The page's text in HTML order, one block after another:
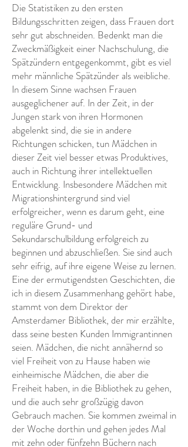
Die Statistiken zu den ersten
Bildungsschritten zeigen, dass Frauen dort
sehr gut abschneiden. Bedenkt man die
Zweckmäßigkeit einer Nachschulung, die
Spätzündern entgegenkommt, gibt es viel
mehr männliche Spätzünder als weibliche.
In diesem Sinne wachsen Frauen
ausgeglichener auf. In der Zeit, in der
Jungen stark von ihren Hormonen
abgelenkt sind, die sie in andere
Richtungen schicken, tun Mädchen in
dieser Zeit viel besser etwas Produktives,
auch in Richtung ihrer intellektuellen
Entwicklung. Insbesondere Mädchen mit
Migrationshintergrund sind viel
erfolgreicher, wenn es darum geht, eine
reguläre Grund- und
Sekundarschulbildung erfolgreich zu
beginnen und abzuschließen. Sie sind auch
sehr eifrig, auf ihre eigene Weise zu lernen.
Eine der ermutigendsten Geschichten, die
ich in diesem Zusammenhang gehört habe,
stammt von dem Direktor der
Amsterdamer Bibliothek, der mir erzählte,
dass seine besten Kunden Immigrantinnen
seien. Mädchen, die nicht annähernd so
viel Freiheit von zu Hause haben wie
einheimische Mädchen, die aber die
Freiheit haben, in die Bibliothek zu gehen,
und die auch sehr großzügig davon
Gebrauch machen. Sie kommen zweimal in
der Woche dorthin und gehen jedes Mal
mit zehn oder fünfzehn Büchern nach